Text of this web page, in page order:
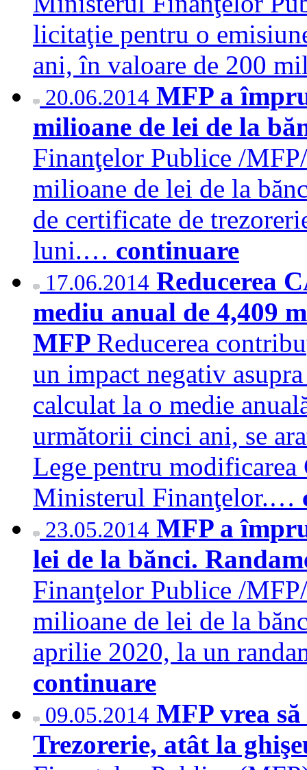
licitaţie pentru o
ani, în valoare de 200
20.06.2014 MFP a
milioane de lei de la
Finanţelor Publice /
milioane de lei de la
de certificate de
luni.… continuare
17.06.2014 Reducerea
mediu anual de 4,409
MFP Reducerea
un impact negativ
calculat la o medie
următorii cinci ani, se
Lege pentru
Ministerul Finanţelor.…
23.05.2014 MFP a
lei de la bănci.
Finanţelor Publice /
milioane de lei de la
aprilie 2020, la un
continuare
09.05.2014 MFP vrea
Trezorerie, atât la